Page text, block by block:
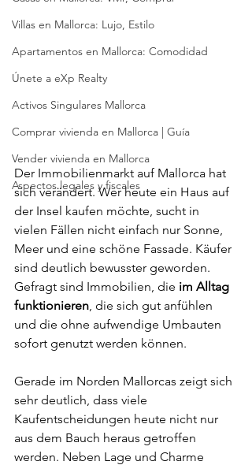
Villas en Mallorca: Lujo, Estilo
Apartamentos en Mallorca: Comodidad
Únete a eXp Realty
Activos Singulares Mallorca
Comprar vivienda en Mallorca | Guía
Vender vivienda en Mallorca
Aspectos legales y fiscales
Der Immobilienmarkt auf Mallorca hat
sich verändert. Wer heute ein Haus auf
der Insel kaufen möchte, sucht in
vielen Fällen nicht einfach nur Sonne,
Meer und eine schöne Fassade. Käufer
sind deutlich bewusster geworden.
Gefragt sind Immobilien, die im Alltag
funktionieren, die sich gut anfühlen
und die ohne aufwendige Umbauten
sofort genutzt werden können.
Gerade im Norden Mallorcas zeigt sich
sehr deutlich, dass viele
Kaufentscheidungen heute nicht nur
aus dem Bauch heraus getroffen
werden. Neben Lage und Charme